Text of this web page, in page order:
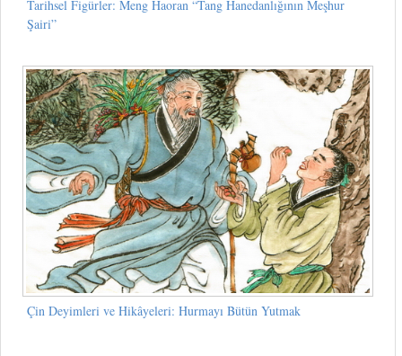
Tarihsel Figürler: Meng Haoran “Tang Hanedanlığının Meşhur
Şairi”
Çin Deyimleri ve Hikâyeleri: Hurmayı Bütün Yutmak